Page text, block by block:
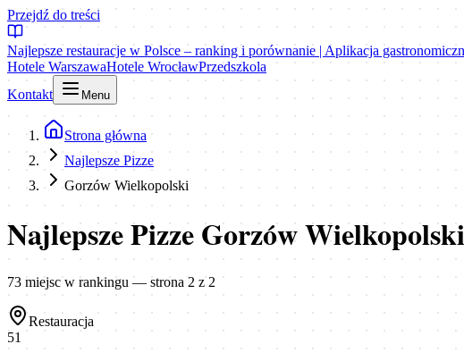
Przejdź do treści
Najlepsze restauracje w Polsce – ranking i porównanie | Aplikacja
Hotele WarszawaHotele WrocławPrzedszkola
Kontakt
Menu
Strona główna
Najlepsze Pizze
Gorzów Wielkopolski
Najlepsze Pizze Gorzów Wielkopolski
73 miejscw rankingu — strona 2 z 2
Restauracja
51